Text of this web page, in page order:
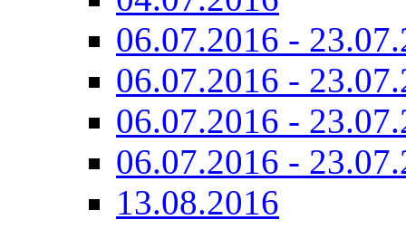
06.07.2016 -
06.07.2016 -
06.07.2016 -
06.07.2016 -
13.08.2016